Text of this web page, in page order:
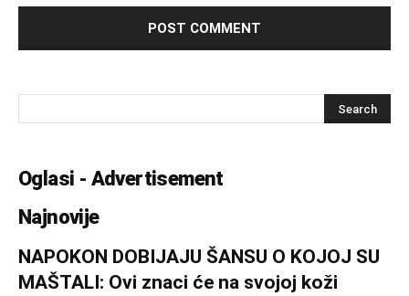
Oglasi - Advertisement
Najnovije
NAPOKON DOBIJAJU ŠANSU O KOJOJ SU
MAŠTALI: Ovi znaci će na svojoj koži